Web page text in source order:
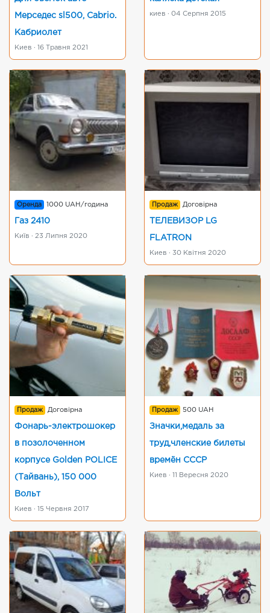
Мерседес sl500, Сabrio.
Кабриолет
Киев · 16 Травня 2021
киев · 04 Серпня 2015
Оренда 1000 UAH/година
Газ 2410
Київ · 23 Липня 2020
Продаж Договірна
ТЕЛЕВИЗОР LG
FLATRON
Киев · 30 Квітня 2020
Продаж Договірна
Фонарь-электрошокер
в позолоченном
корпусе Golden POLICE
(Тайвань), 150 000
Вольт
Киев · 15 Червня 2017
Продаж 500 UAH
Значки,медаль за
труд,членские билеты
времён СССР
Киев · 11 Вересня 2020